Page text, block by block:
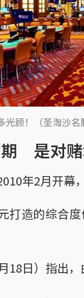
顾！（圣淘沙名
期 是对
年2月开幕
打造的综合
18日）指出，